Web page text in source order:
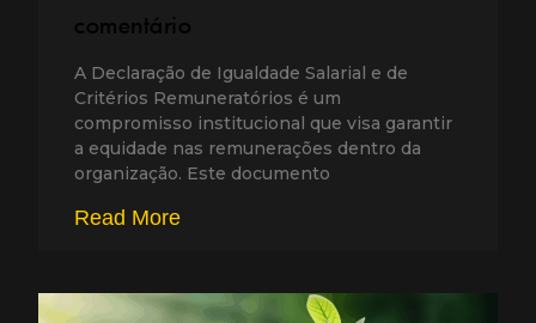
comentário
A Declaração de Igualdade Salarial e de
Critérios Remuneratórios é um
compromisso institucional que visa garantir
a equidade nas remunerações dentro da
organização. Este documento
Read More